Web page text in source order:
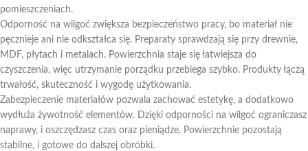
pomieszczeniach.
Odporność na wilgoć zwiększa bezpieczeństwo pracy, bo materiał nie
pęcznieje ani nie odkształca się. Preparaty sprawdzają się przy drewnie,
MDF, płytach i metalach. Powierzchnia staje się łatwiejsza do
czyszczenia, więc utrzymanie porządku przebiega szybko. Produkty łączą
trwałość, skuteczność i wygodę użytkowania.
Zabezpieczenie materiałów pozwala zachować estetykę, a dodatkowo
wydłuża żywotność elementów. Dzięki odporności na wilgoć ograniczasz
naprawy, i oszczędzasz czas oraz pieniądze. Powierzchnie pozostają
stabilne, i gotowe do dalszej obróbki.